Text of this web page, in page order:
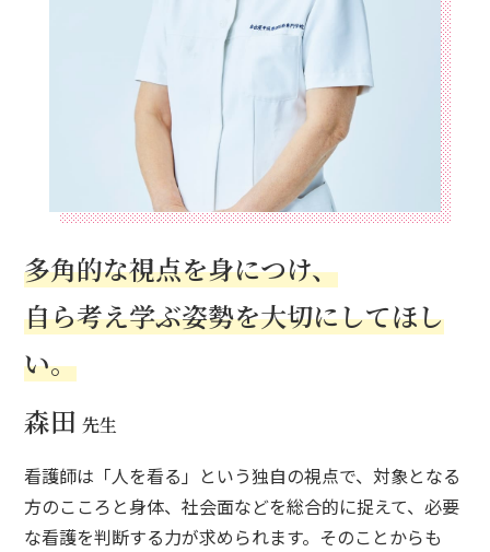
多角的な視点を身につけ、
自ら考え学ぶ姿勢を大切にしてほし
い。
森田 先生
看護師は「人を看る」という独自の視点で、対象となる
方のこころと身体、社会面などを総合的に捉えて、必要
な看護を判断する力が求められます。そのことからも